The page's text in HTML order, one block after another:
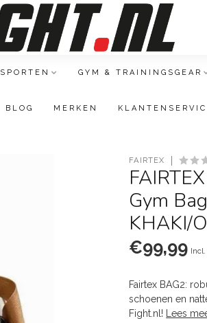
SPORTEN GYM & TRAININGSGEAR
BLOG MERKEN
FAIRTEX
Gym
KHAKI/
€99,99
Fairtex BAG2:
schoenen en
Fight.nl!
Lees